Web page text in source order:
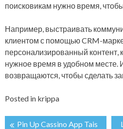
поисковикам нужно время,
Например, выстраивать
клиентом с помощью CRM-
персонализированный контент,
нужное время в удобном месте.
возвращаются, чтобы сделать
Posted in krippa
Pin Up Cassino App Tais